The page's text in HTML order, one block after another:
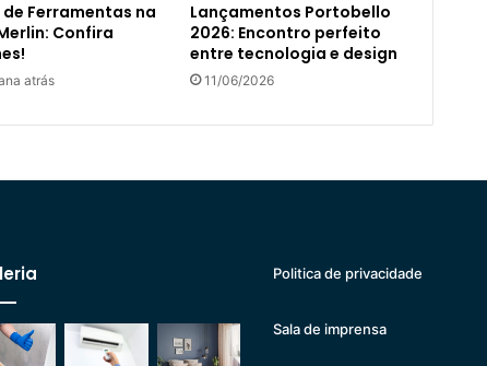
de Ferramentas na
Confira
atrás
Lançamentos Portobello
2026: Encontro perfeito
entre tecnologia e design
11/06/2026
Politica de privacidade
Sala de imprensa